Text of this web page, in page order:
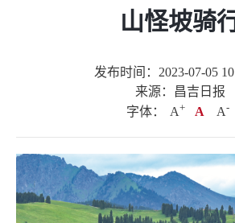
山怪坡骑
发布时间：2023-07-05
来源：昌吉日报
字体：
A+ A A-